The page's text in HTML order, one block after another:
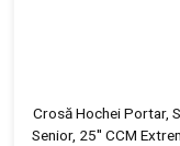
Crosă Hochei Portar,
Senior, 25'' CCM